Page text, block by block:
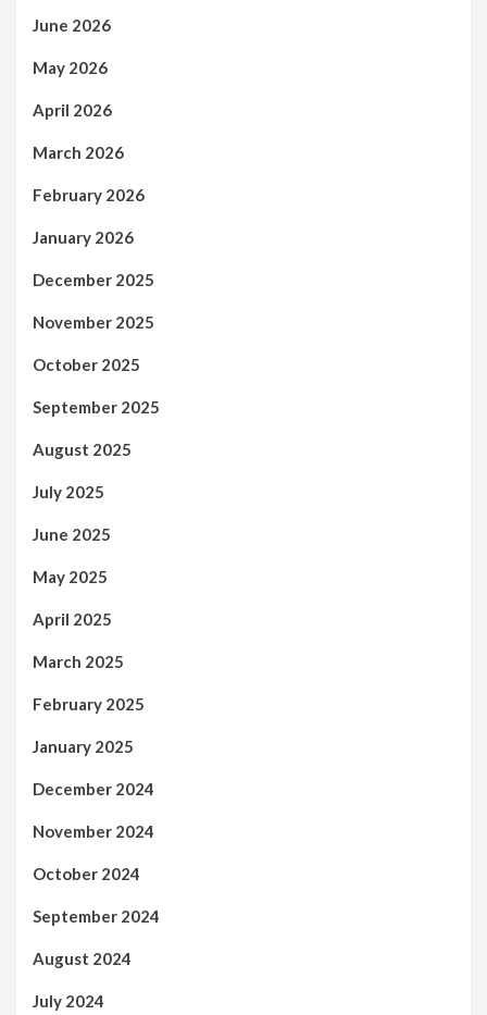
June 2026
May 2026
April 2026
March 2026
February 2026
January 2026
December 2025
November 2025
October 2025
September 2025
August 2025
July 2025
June 2025
May 2025
April 2025
March 2025
February 2025
January 2025
December 2024
November 2024
October 2024
September 2024
August 2024
July 2024